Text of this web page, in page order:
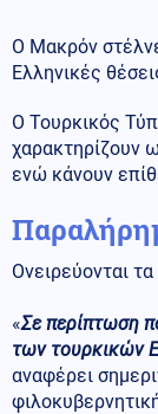
Ο Μακρόν
Ελληνικές
Ο Τουρκικός
χαρακτηρίζουν
ενώ κάνουν
Ονειρεύονται
«Σε περίπτωση
των τουρκικών
αναφέρει